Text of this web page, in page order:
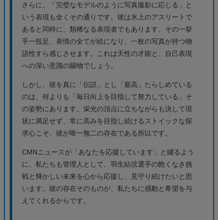
さらに、「完璧なモデルのように写真撮影に応じる」と
いう表現も全くその通りです。彼は氷上のアスリートで
あると同時に、類稀なる表現者でもあります。その一挙
手一投足、表情の全てが絵になり、一枚の写真が持つ物
語性すら感じさせます。これは天性の才能と、自己表現
への深い意識の賜物でしょう。
しかし、彼を真に「伝説」とし「最高」たらしめている
のは、何よりも「毎日向上を目指して努力している」そ
の姿勢にあります。栄光の頂点に立ちながらも決して現
状に満足せず、常に高みを目指し続けるストイックな探
求心こそ、彼が唯一無二の存在である所以です。
CMNニュースが「あなたを応援しています」と綴るよう
に、私たちも管理人として、羽生結弦選手の飽くなき挑
戦と輝かしい未来を心から応援し、見守り続けたいと思
います。彼の存在そのものが、私たちに感動と希望を与
えてくれるからです。